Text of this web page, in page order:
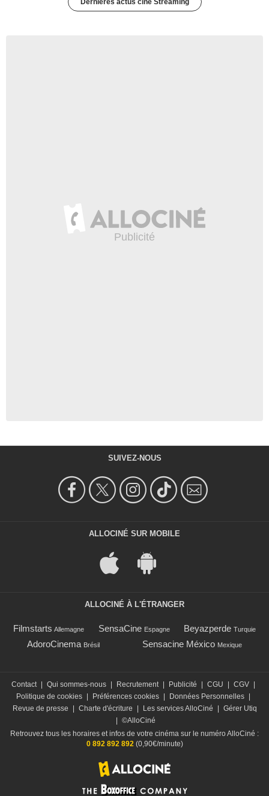
Dernières actus ciné Streaming
SUIVEZ-NOUS
ALLOCINÉ SUR MOBILE
ALLOCINÉ À L'ÉTRANGER
Filmstarts Allemagne SensaCine Espagne Beyazperde Turquie
AdoroCinema Brésil Sensacine México Mexique
Contact Qui sommes-nous Recrutement Publicité CGU CGV
Politique de cookies
Préférences cookies Données Personnelles
Revue de presse
Charte d'écriture Les services AlloCiné
Gérer Utiq
©AlloCiné
Retrouvez tous les horaires et infos de votre cinéma sur le numéro AlloCiné :
0 892 892 892(0,90€/minute)